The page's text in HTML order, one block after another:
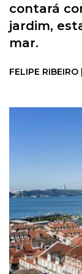
contará
jardim,
mar.
FELIPE RIBEIRO |